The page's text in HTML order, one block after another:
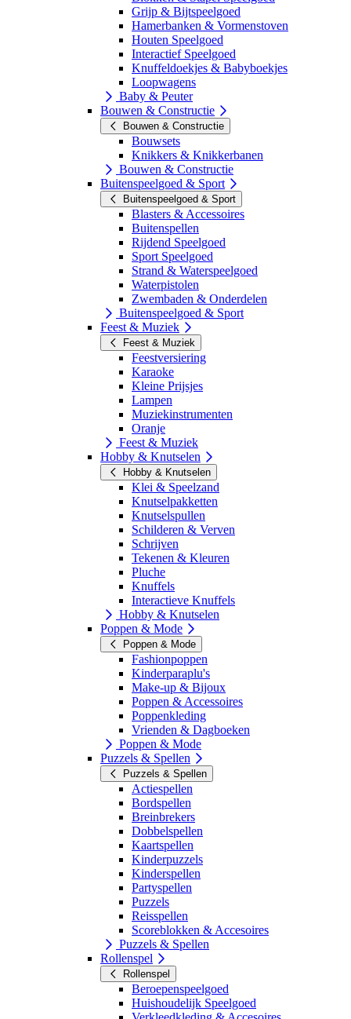
Grijp & Bijtspeelgoed
Hamerbanken & Vormenstoven
Houten Speelgoed
Interactief Speelgoed
Knuffeldoekjes & Babyboekjes
Loopwagens
Baby & Peuter
Bouwen & Constructie
Bouwen & Constructie
Bouwsets
Knikkers & Knikkerbanen
Bouwen & Constructie
Buitenspeelgoed & Sport
Buitenspeelgoed & Sport
Blasters & Accessoires
Buitenspellen
Rijdend Speelgoed
Sport Speelgoed
Strand & Waterspeelgoed
Waterpistolen
Zwembaden & Onderdelen
Buitenspeelgoed & Sport
Feest & Muziek
Feest & Muziek
Feestversiering
Karaoke
Kleine Prijsjes
Lampen
Muziekinstrumenten
Oranje
Feest & Muziek
Hobby & Knutselen
Hobby & Knutselen
Klei & Speelzand
Knutselpakketten
Knutselspullen
Schilderen & Verven
Schrijven
Tekenen & Kleuren
Pluche
Knuffels
Interactieve Knuffels
Hobby & Knutselen
Poppen & Mode
Poppen & Mode
Fashionpoppen
Kinderparaplu's
Make-up & Bijoux
Poppen & Accessoires
Poppenkleding
Vrienden & Dagboeken
Poppen & Mode
Puzzels & Spellen
Puzzels & Spellen
Actiespellen
Bordspellen
Breinbrekers
Dobbelspellen
Kaartspellen
Kinderpuzzels
Kinderspellen
Partyspellen
Puzzels
Reisspellen
Scoreblokken & Accesoires
Puzzels & Spellen
Rollenspel
Rollenspel
Beroepenspeelgoed
Huishoudelijk Speelgoed